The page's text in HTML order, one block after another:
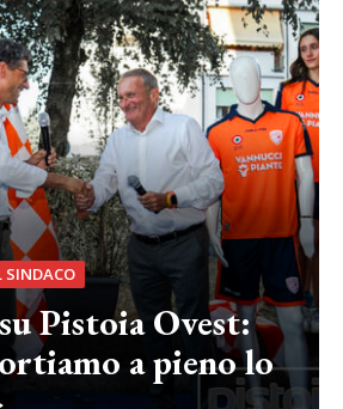
SINDACO
Pistoia Ovest:
a pieno lo